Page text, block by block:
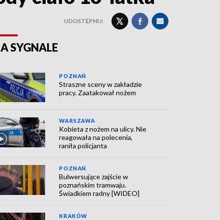
UDOSTĘPNIJ:
SYGNALE
POZNAŃ
Straszne sceny w zakładzie
pracy. Zaatakował nożem
WARSZAWA
Kobieta z nożem na ulicy. Nie
reagowała na polecenia,
raniła policjanta
POZNAŃ
Bulwersujące zajście w
poznańskim tramwaju.
Świadkiem radny [WIDEO]
KRAKÓW